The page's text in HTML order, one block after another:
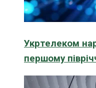
Укртелеком
першому